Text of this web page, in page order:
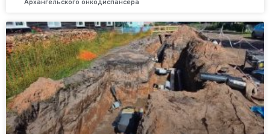
Архангельского онкодиспансера